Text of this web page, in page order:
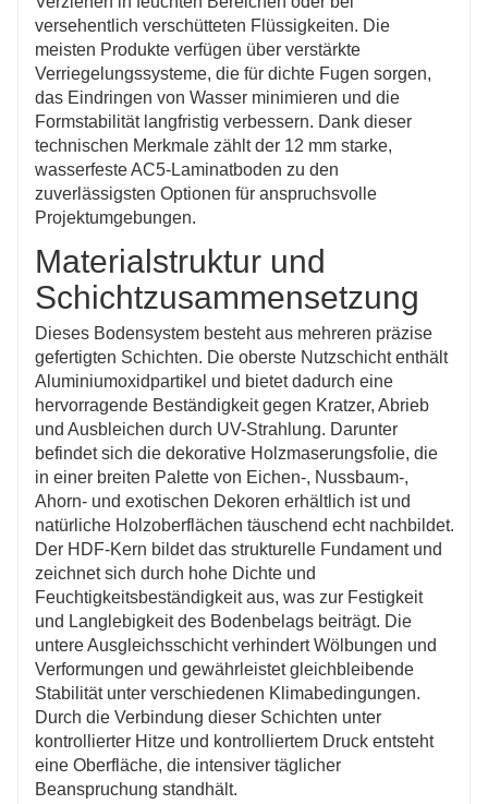
versehentlich verschütteten Flüssigkeiten. Die
meisten Produkte verfügen über verstärkte
Verriegelungssysteme, die für dichte Fugen sorgen,
das Eindringen von Wasser minimieren und die
Formstabilität langfristig verbessern. Dank dieser
technischen Merkmale zählt der 12 mm starke,
wasserfeste AC5-Laminatboden zu den
zuverlässigsten Optionen für anspruchsvolle
Projektumgebungen.
Materialstruktur und
Schichtzusammensetzung
Dieses Bodensystem besteht aus mehreren präzise
gefertigten Schichten. Die oberste Nutzschicht enthält
Aluminiumoxidpartikel und bietet dadurch eine
hervorragende Beständigkeit gegen Kratzer, Abrieb
und Ausbleichen durch UV-Strahlung. Darunter
befindet sich die dekorative Holzmaserungsfolie, die
in einer breiten Palette von Eichen-, Nussbaum-,
Ahorn- und exotischen Dekoren erhältlich ist und
natürliche Holzoberflächen täuschend echt nachbildet.
Der HDF-Kern bildet das strukturelle Fundament und
zeichnet sich durch hohe Dichte und
Feuchtigkeitsbeständigkeit aus, was zur Festigkeit
und Langlebigkeit des Bodenbelags beiträgt. Die
untere Ausgleichsschicht verhindert Wölbungen und
Verformungen und gewährleistet gleichbleibende
Stabilität unter verschiedenen Klimabedingungen.
Durch die Verbindung dieser Schichten unter
kontrollierter Hitze und kontrolliertem Druck entsteht
eine Oberfläche, die intensiver täglicher
Beanspruchung standhält.